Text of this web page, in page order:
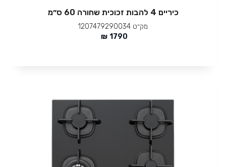
כיריים 4 להבות זכוכית שחורה 60 ס״מ
מק״ט 1207479290034
1790
₪